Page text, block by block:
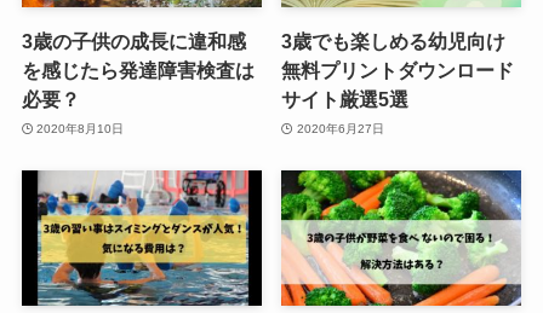
3歳の子供の成長に違和感
を感じたら発達障害検査は
必要？
2020年8月10日
3歳でも楽しめる幼児向け
無料プリントダウンロード
サイト厳選5選
2020年6月27日